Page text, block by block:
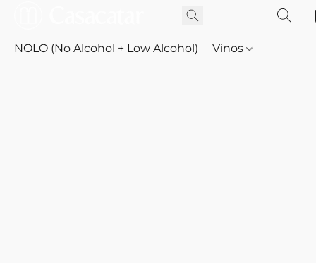
NOLO (No Alcohol + Low Alcohol) Vinos